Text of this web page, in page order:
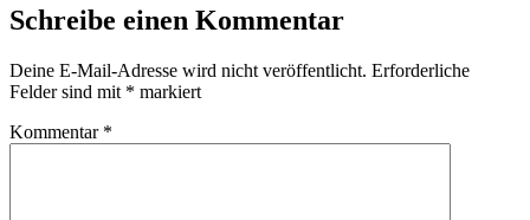
Schreibe einen Kommentar
Deine E-Mail-Adresse wird nicht veröffentlicht. Erforderliche
Felder sind mit * markiert
Kommentar *